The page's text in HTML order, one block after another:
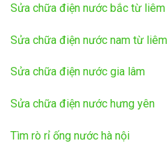
Sửa chữa điện nước bắc từ liêm
Sửa chữa điện nước nam từ liêm
Sửa chữa điện nước gia lâm
Sửa chữa điện nước hưng yên
Tìm rò rỉ ống nước hà nội